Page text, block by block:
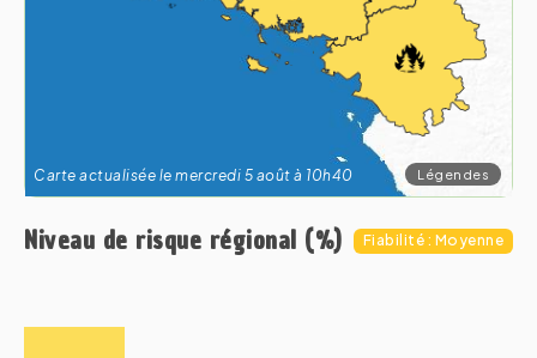
Carte actualisée le mercredi 5 août à 10h40 Légendes
Niveau de risque régional (%) Fiabilité : Moyenne